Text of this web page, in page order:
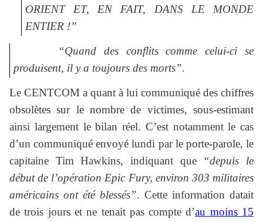
ORIENT ET, EN FAIT, DANS LE MONDE
ENTIER !”
“Quand des conflits comme celui-ci se
produisent, il y a toujours des morts”.
Le CENTCOM a quant à lui communiqué des chiffres
obsolètes sur le nombre de victimes, sous-estimant
ainsi largement le bilan réel. C’est notamment le cas
d’un communiqué envoyé lundi par le porte-parole, le
capitaine Tim Hawkins, indiquant que “depuis le
début de l’opération Epic Fury, environ 303 militaires
américains ont été blessés”. Cette information datait
de trois jours et ne tenait pas compte d’au moins 15